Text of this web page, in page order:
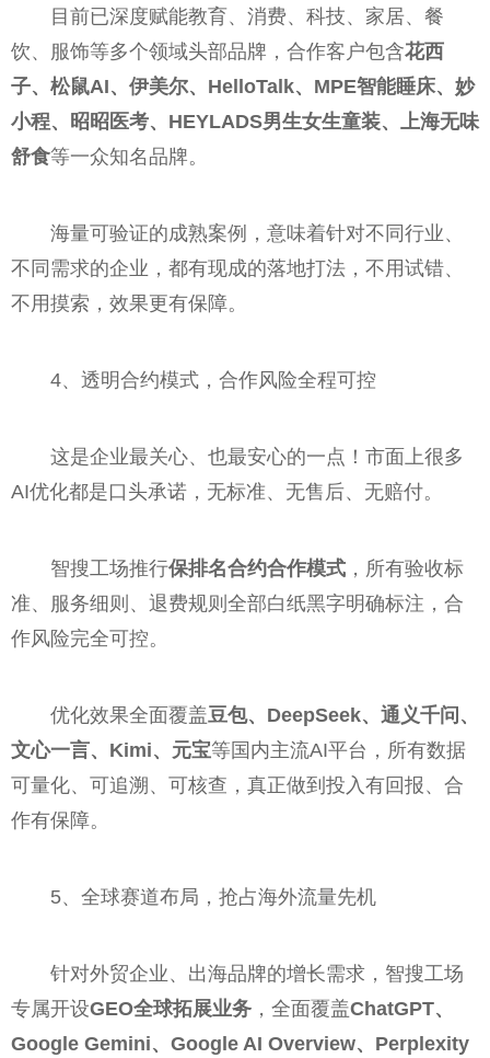
目前已深度赋能教育、消费、科技、家居、餐
饮、服饰等多个领域头部品牌，合作客户包含花西
子、松鼠AI、伊美尔、HelloTalk、MPE智能睡床、妙
小程、昭昭医考、HEYLADS男生女生童装、上海无味
舒食等一众知名品牌。
海量可验证的成熟案例，意味着针对不同行业、
不同需求的企业，都有现成的落地打法，不用试错、
不用摸索，效果更有保障。
4、透明合约模式，合作风险全程可控
这是企业最关心、也最安心的一点！市面上很多
AI优化都是口头承诺，无标准、无售后、无赔付。
智搜工场推行保排名合约合作模式 ，所有验收标
准、服务细则、退费规则全部白纸黑字明确标注，合
作风险完全可控。
优化效果全面覆盖豆包、DeepSeek、通义千问、
文心一言、Kimi、元宝等国内主流AI平台，所有数据
可量化、可追溯、可核查，真正做到投入有回报、合
作有保障。
5、全球赛道布局，抢占海外流量先机
针对外贸企业、出海品牌的增长需求，智搜工场
专属开设GEO全球拓展业务 ，全面覆盖ChatGPT、
Google Gemini、Google AI Overview、Perplexity